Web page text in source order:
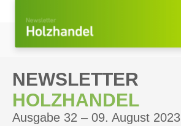
NEWSLETTER
HOLZHANDEL
Ausgabe 32 – 09. August 2023